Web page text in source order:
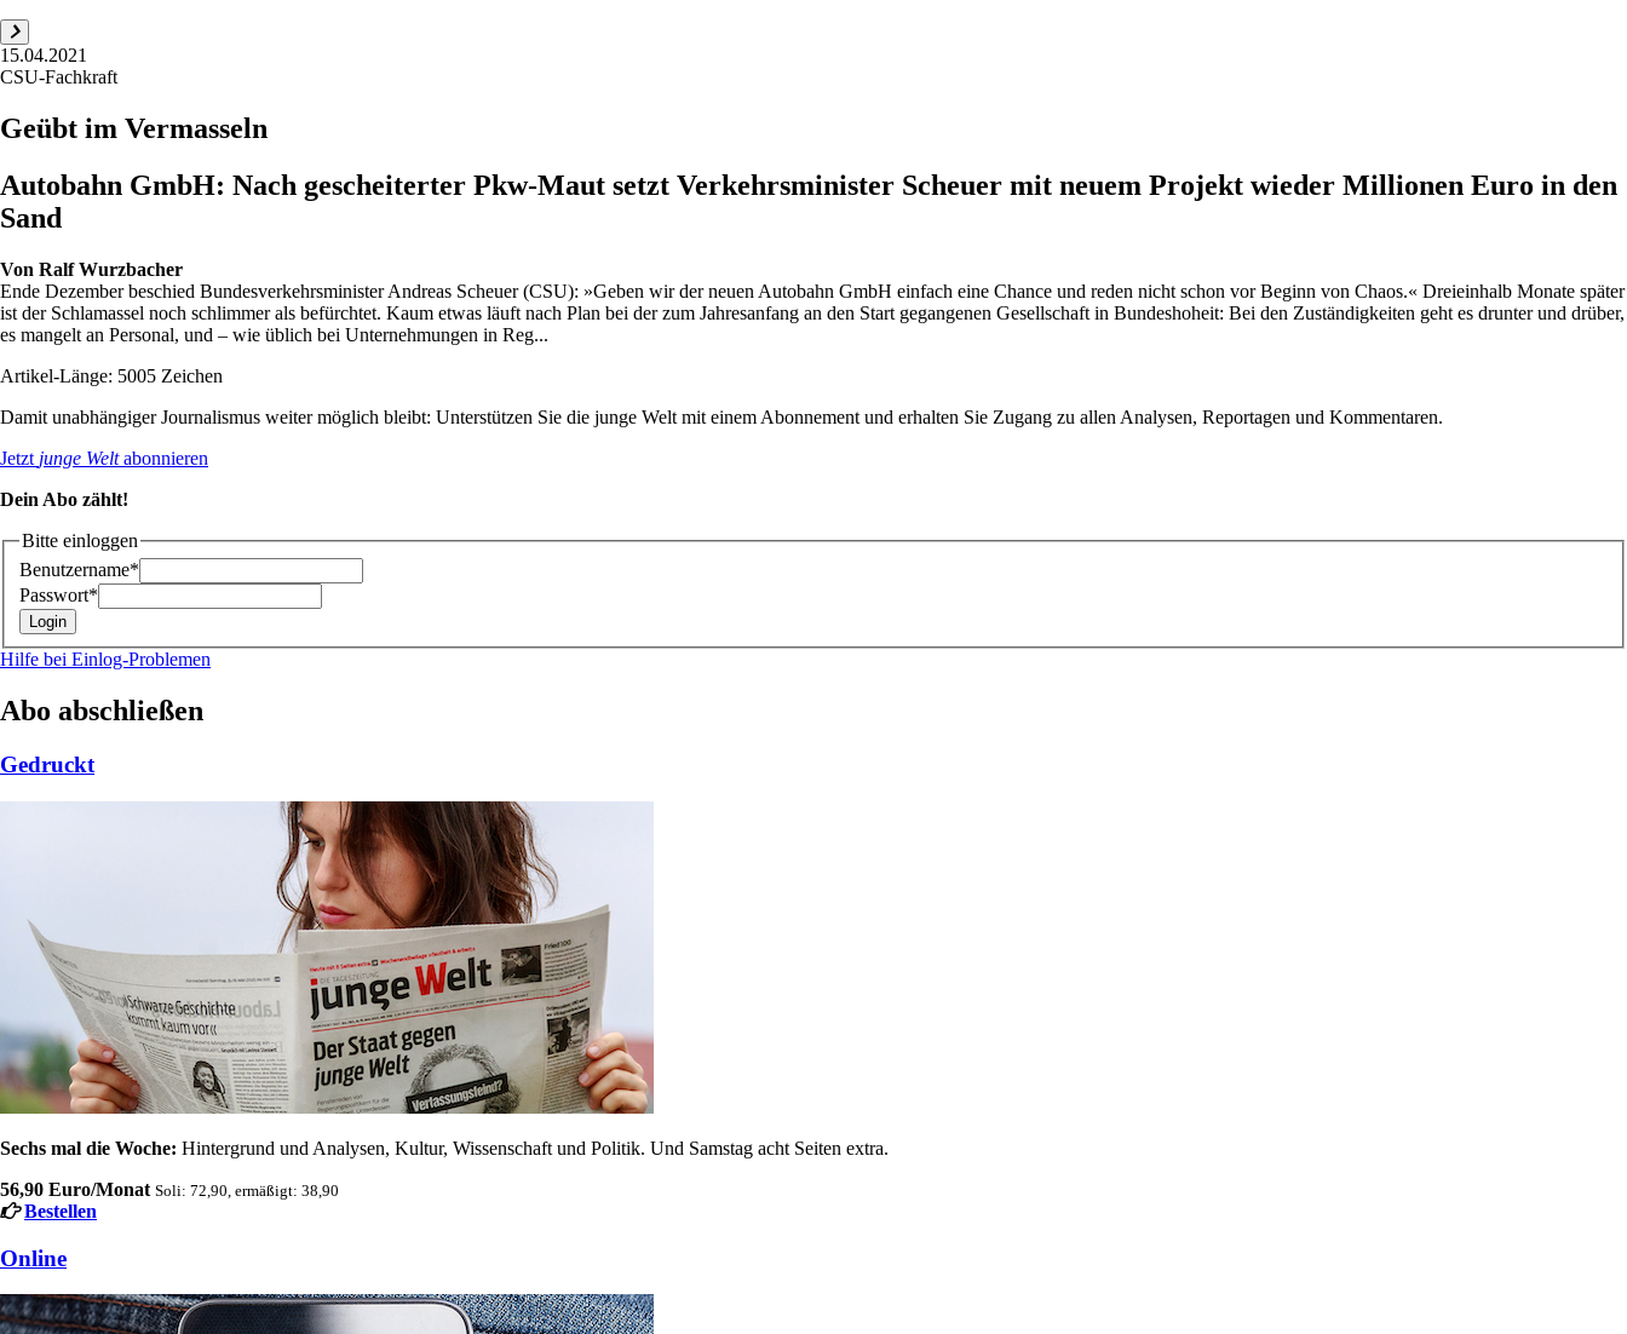
15.04.2021
CSU-Fachkraft
Geübt im Vermasseln
Autobahn GmbH: Nach gescheiterter Pkw-Maut setzt Verkehrsminister Scheuer mit neuem Projekt wieder Millionen Euro in den
Sand
Von Ralf Wurzbacher
Ende Dezember beschied Bundesverkehrsminister Andreas Scheuer (CSU): »Geben wir der neuen Autobahn GmbH einfach eine Chance und reden nicht schon vor Beginn von Chaos.« Dreieinhalb Monate später
ist der Schlamassel noch schlimmer als befürchtet. Kaum etwas läuft nach Plan bei der zum Jahresanfang an den Start gegangenen Gesellschaft in Bundeshoheit: Bei den Zuständigkeiten geht es drunter und drüber,
es mangelt an Personal, und – wie üblich bei Unternehmungen in Reg...
Artikel-Länge: 5005 Zeichen
Damit unabhängiger Journalismus weiter möglich bleibt: Unterstützen Sie die junge Welt mit einem Abonnement und erhalten Sie Zugang zu allen Analysen, Reportagen und Kommentaren.
Jetzt junge Weltabonnieren
Dein Abo zählt!
Bitte einloggen
Benutzername*
Passwort*
Hilfe bei Einlog-Problemen
Abo abschließen
Gedruckt
Sechs mal die Woche: Hintergrund und Analysen, Kultur, Wissenschaft und Politik. Und Samstag acht Seiten extra.
56,90 Euro/Monat Soli: 72,90, ermäßigt: 38,90
Bestellen
Online